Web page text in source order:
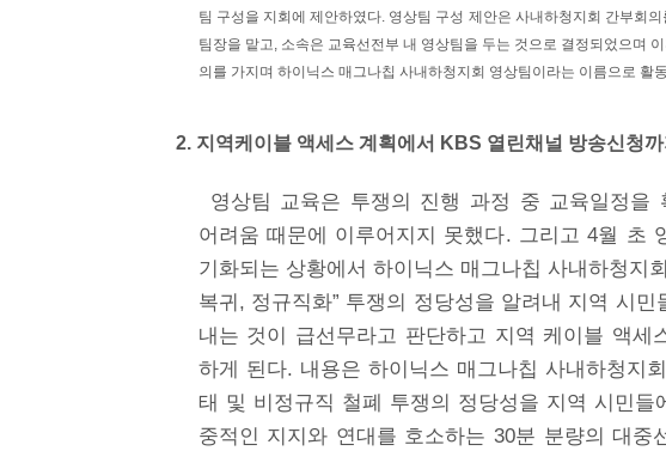
팀 구성을 지회에 제안하였다. 영상팀 구성 제안은 사내하청지회 간부회
팀장을 맡고, 소속은 교육선전부 내 영상팀을 두는 것으로 결정되었으며
의를 가지며 하이닉스 매그나칩 사내하청지회 영상팀이라는 이름으로 활
2. 지역케이블 액세스 계획에서 KBS 열린채널 방송신청까
영상팀 교육은 투쟁의 진행 과정 중 교육일정을
어려움 때문에 이루어지지 못했다. 그리고 4월 초
기화되는 상황에서 하이닉스 매그나칩 사내하청지
복귀, 정규직화” 투쟁의 정당성을 알려내 지역 시민
내는 것이 급선무라고 판단하고 지역 케이블 액세
하게 된다. 내용은 하이닉스 매그나칩 사내하청지
태 및 비정규직 철폐 투쟁의 정당성을 지역 시민들
중적인 지지와 연대를 호소하는 30분 분량의 대중